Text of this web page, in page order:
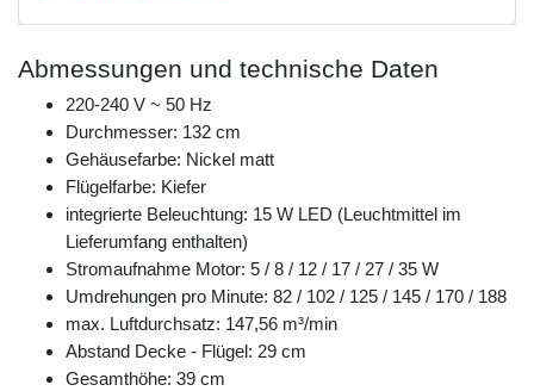
Abmessungen und technische Daten
220-240 V ~ 50 Hz
Durchmesser: 132 cm
Gehäusefarbe: Nickel matt
Flügelfarbe: Kiefer
integrierte Beleuchtung: 15 W LED (Leuchtmittel im
Lieferumfang enthalten)
Stromaufnahme Motor: 5 / 8 / 12 / 17 / 27 / 35 W
Umdrehungen pro Minute: 82 / 102 / 125 / 145 / 170 / 188
max. Luftdurchsatz: 147,56 m³/min
Abstand Decke - Flügel: 29 cm
Gesamthöhe: 39 cm